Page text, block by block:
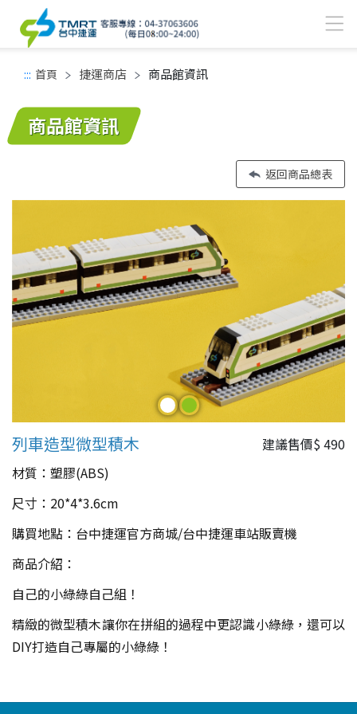
::: 中間主要內容區
首頁 捷運商店 商品館資訊
商品館資訊
返回商品總表
列車造型微型積木 建議售價$490
材質：塑膠(ABS)
尺寸：20*4*3.6cm
購買地點：台中捷運官方商城/台中捷運車站販賣機
商品介紹：
自己的小綠綠自己組！
精緻的微型積木讓你在拼組的過程中更認識小綠綠，還可以
DIY打造自己專屬的小綠綠！